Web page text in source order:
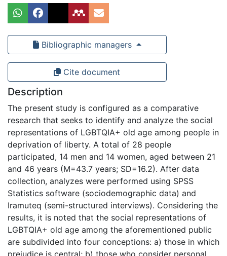
Bibliographic managers
Cite document
Description
The present study is configured as a comparative
research that seeks to identify and analyze the social
representations of LGBTQIA+ old age among people in
deprivation of liberty. A total of 28 people
participated, 14 men and 14 women, aged between 21
and 46 years (M=43.7 years; SD=16.2). After data
collection, analyzes were performed using SPSS
Statistics software (sociodemographic data) and
Iramuteq (semi-structured interviews). Considering the
results, it is noted that the social representations of
LGBTQIA+ old age among the aforementioned public
are subdivided into four conceptions: a) those in which